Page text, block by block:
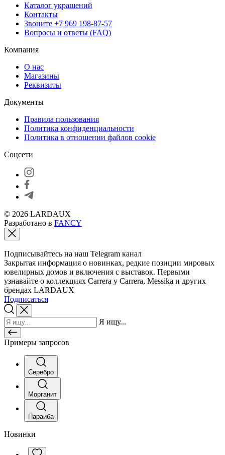
Каталог украшений
Контакты
Звоните +7 969 198-87-57
Вопросы и ответы (FAQ)
Компания
О нас
Магазины
Реквизиты
Документы
Правила пользования
Политика конфиденциальности
Политика в отношении файлов cookie
Соцсети
© 2026 LARDAUX
Разработано в FANCY
Подписывайтесь на наш Telegram канал
Закрытая информация о новинках, редкие позиции мировых
ювелирных домов и включения с выставок. Первыми
узнавайте о коллекциях Carrera y Carrera, Messika и других
брендах LARDAUX
Подписаться
Я ищу...
Примеры запросов
Серебро
Морганит
Параиба
Новинки